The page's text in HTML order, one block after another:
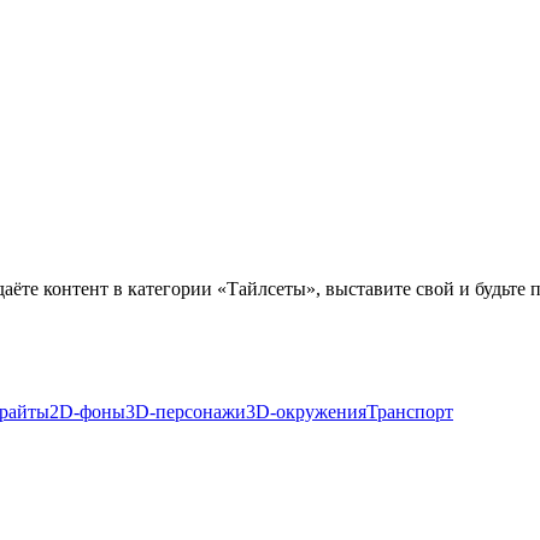
контент в категории «Тайлсеты», выставите свой и будьте
2D-фоны3D-персонажи3D-окруженияТранспорт